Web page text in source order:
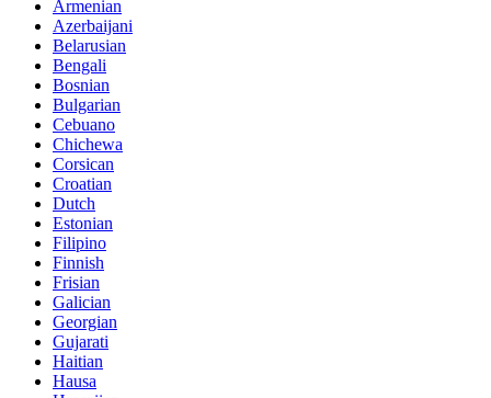
Armenian
Azerbaijani
Belarusian
Bengali
Bosnian
Bulgarian
Cebuano
Chichewa
Corsican
Croatian
Dutch
Estonian
Filipino
Finnish
Frisian
Galician
Georgian
Gujarati
Haitian
Hausa